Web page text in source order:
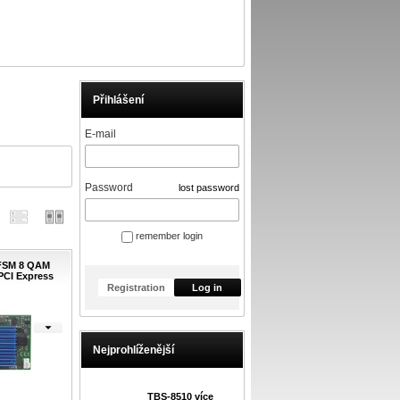
Přihlášení
E-mail
Password lost password
remember login
Registration Log in
Nejprohlíženější
TBS-8510 více
8 QAM
Express